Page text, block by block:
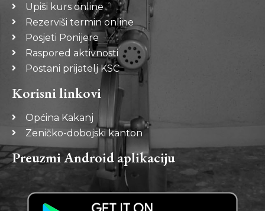
Upiši kurs online
Rezerviši termin online
Posjeti Ponijere
Raspored aktivnosti
Postani prijatelj KSC
Korisni linkovi
Općina Kakanj
Zeničko-dobojski kanton
Preuzmi Android aplikaciju